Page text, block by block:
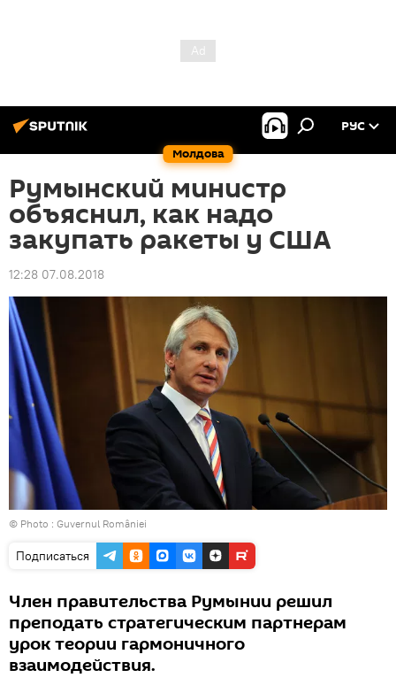
Молдова
РУС
Румынский министр
объяснил, как надо
закупать ракеты у США
12:28 07.08.2018
© Photo : Guvernul României
Подписаться
Член правительства Румынии решил
преподать стратегическим партнерам
урок теории гармоничного
взаимодействия.